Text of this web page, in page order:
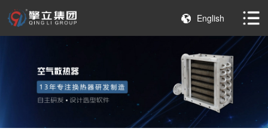
English